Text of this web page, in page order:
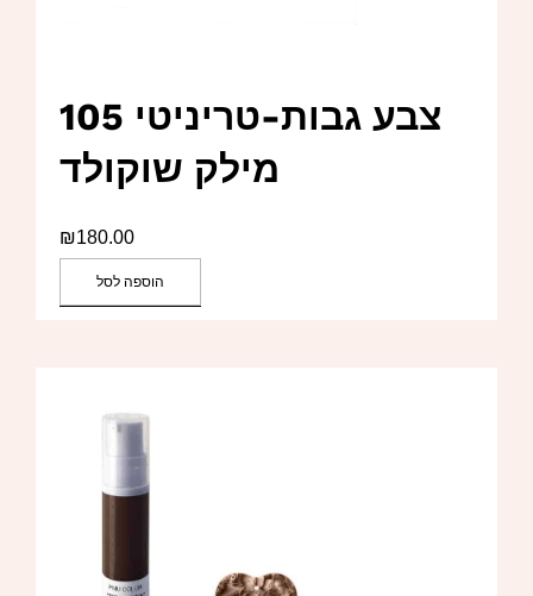
צבע גבות-טריניטי 105
מילק שוקולד
₪180.00
הוספה לסל